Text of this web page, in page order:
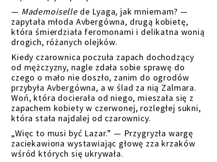
— Mademoiselle de Lyaga, jak mniemam? —
zapytała młoda Avbergówna, drugą kobietę,
która śmierdziała feromonami i delikatna wonią
drogich, różanych olejków.
Kiedy czarownica poczuła zapach dochodzący
od mężczyzny, nagle zdała sobie sprawę do
czego o mało nie doszło, zanim do ogrodów
przybyła Avbergówna, a w ślad za nią Zalmara.
Woń, która docierała od niego, mieszała się z
zapachem kobiety w czerwonej, rozległej sukni,
która stała najdalej od czarownicy.
„Więc to musi być Lazar.” — Przygryzła wargę
zaciekawiona wystawiając głowę zza krzaków
wśród których się ukrywała.